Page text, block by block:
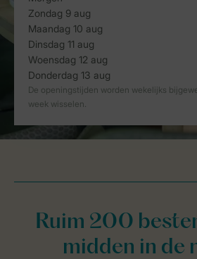
Ruim 200
midden in de